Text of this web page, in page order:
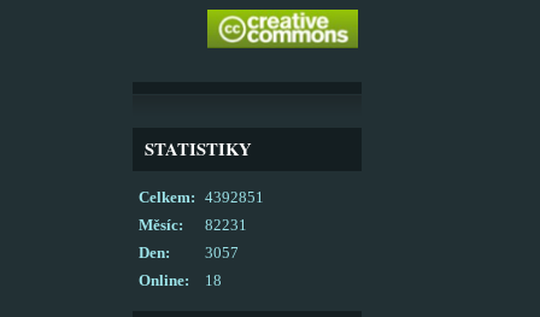
STATISTIKY
Online: 18
Celkem:
4392851
Měsíc:
82231
Den:
3057